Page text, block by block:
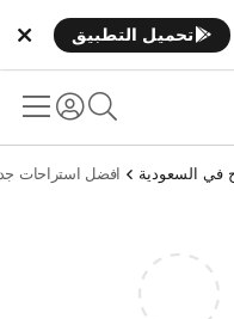
تحميل التطبيق
في السعودية افضل استراحات